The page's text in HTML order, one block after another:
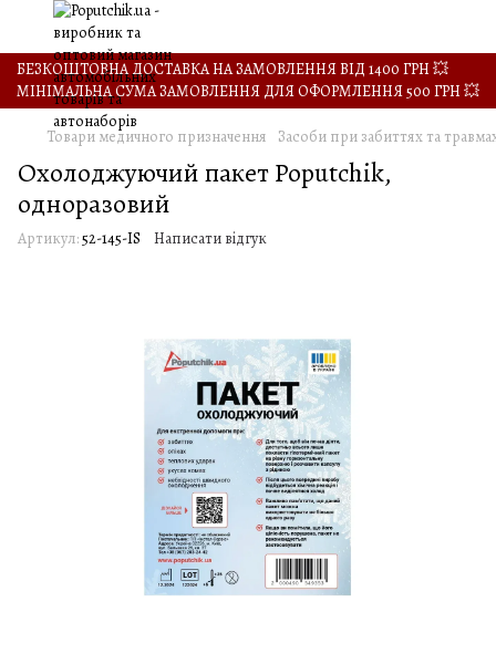
БЕЗКОШТОВНА ДОСТАВКА НА ЗАМОВЛЕННЯ ВІД 1400 ГРН 💥
МІНІМАЛЬНА СУМА ЗАМОВЛЕННЯ ДЛЯ ОФОРМЛЕННЯ 500 ГРН 💥
Товари медичного призначення Засоби при забиттях та
Охолоджуючий пакет Poputchik,
одноразовий
Артикул:52-145-IS Написати відгук